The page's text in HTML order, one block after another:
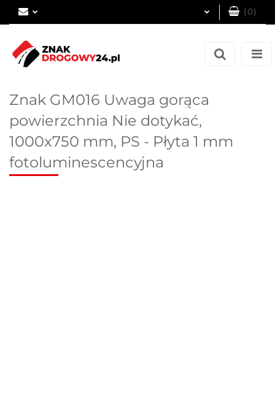
(0)
Znak GM016 Uwaga gorąca
powierzchnia Nie dotykać,
1000x750 mm, PS - Płyta 1 mm
fotoluminescencyjna